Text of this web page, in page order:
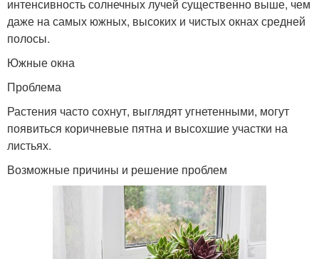
интенсивность солнечных лучей существенно выше, чем
даже на самых южных, высоких и чистых окнах средней
полосы.
Южные окна
Проблема
Растения часто сохнут, выглядят угнетенными, могут
появиться коричневые пятна и высохшие участки на
листьях.
Возможные причины и решение проблем